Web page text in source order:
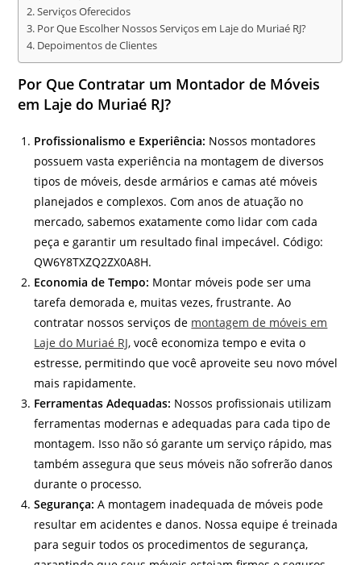
Serviços Oferecidos
Por Que Escolher Nossos Serviços em Laje do Muriaé RJ?
Depoimentos de Clientes
Por Que Contratar um Montador de Móveis
em Laje do Muriaé RJ?
Profissionalismo e Experiência: Nossos montadores
possuem vasta experiência na montagem de diversos
tipos de móveis, desde armários e camas até móveis
planejados e complexos. Com anos de atuação no
mercado, sabemos exatamente como lidar com cada
peça e garantir um resultado final impecável. Código:
QW6Y8TXZQ2ZX0A8H.
Economia de Tempo: Montar móveis pode ser uma
tarefa demorada e, muitas vezes, frustrante. Ao
contratar nossos serviços de montagem de móveis em
Laje do Muriaé RJ, você economiza tempo e evita o
estresse, permitindo que você aproveite seu novo móvel
mais rapidamente.
Ferramentas Adequadas: Nossos profissionais utilizam
ferramentas modernas e adequadas para cada tipo de
montagem. Isso não só garante um serviço rápido, mas
também assegura que seus móveis não sofrerão danos
durante o processo.
Segurança: A montagem inadequada de móveis pode
resultar em acidentes e danos. Nossa equipe é treinada
para seguir todos os procedimentos de segurança,